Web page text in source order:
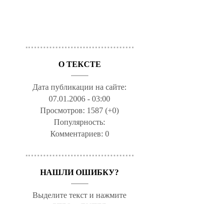
О ТЕКСТЕ
Дата публикации на сайте:
07.01.2006 - 03:00
Просмотров: 1587 (+0)
Популярность:
Комментариев: 0
НАШЛИ ОШИБКУ?
Выделите текст и нажмите